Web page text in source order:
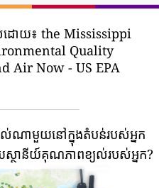
ដោយ៖ the Mississippi
Quality
Air Now - US EPA
ល់ណាមួយនៅក្នុងតំបន់របស់អ្នក
ស្ថានីយ៍គុណភាពខ្យល់របស់អ្នក?